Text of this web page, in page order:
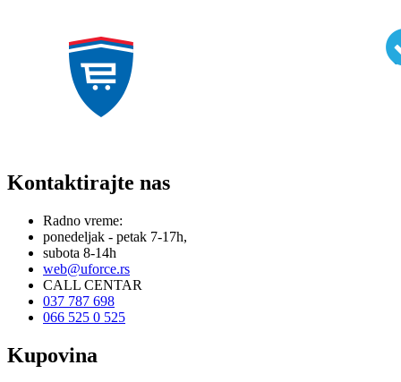
Kontaktirajte nas
Radno vreme:
ponedeljak - petak 7-17h,
subota 8-14h
web@uforce.rs
CALL CENTAR
037 787 698
066 525 0 525
Kupovina